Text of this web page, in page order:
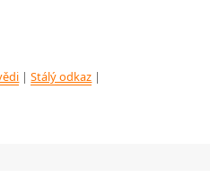
|Stálý odkaz |